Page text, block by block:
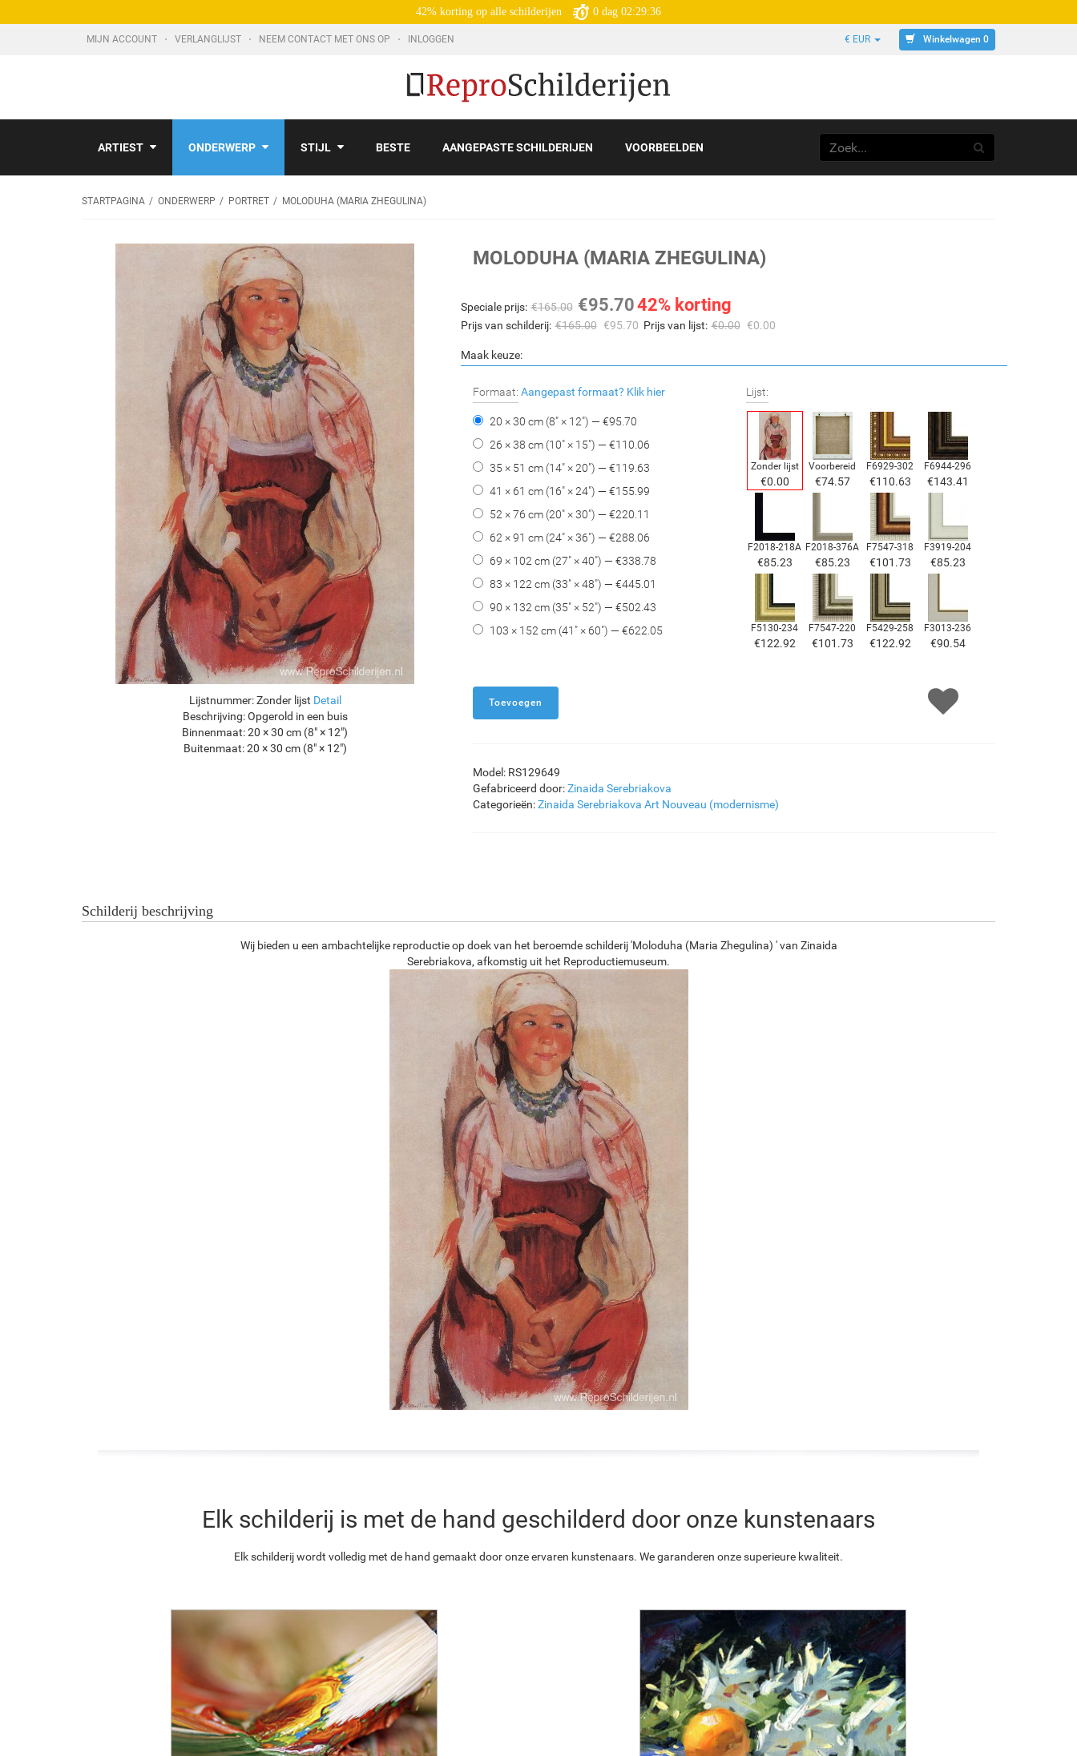
42% korting op alle schilderijen 0 dag 02:29:34
MIJN ACCOUNT VERLANGLIJST NEEM CONTACT MET ONS OP INLOGGEN € EUR Winkelwagen 0
ARTIEST ONDERWERP STIJL BESTE AANGEPASTE SCHILDERIJEN VOORBEELDEN
STARTPAGINA ONDERWERP PORTRET MOLODUHA (MARIA ZHEGULINA)
Lijstnummer: Zonder lijst Detail
Beschrijving: Opgerold in een buis
Binnenmaat: 20 × 30 cm (8" × 12")
Buitenmaat: 20 × 30 cm (8" × 12")
MOLODUHA (MARIA ZHEGULINA)
Speciale prijs: €165.00 €95.7042% korting
Prijs van schilderij: €165.00 €95.70 Prijs van lijst: €0.00 €0.00
Maak keuze:
Formaat: Aangepast formaat? Klik hier
20 × 30 cm (8" × 12") — €95.70
26 × 38 cm (10" × 15") — €110.06
35 × 51 cm (14" × 20") — €119.63
41 × 61 cm (16" × 24") — €155.99
52 × 76 cm (20" × 30") — €220.11
62 × 91 cm (24" × 36") — €288.06
69 × 102 cm (27" × 40") — €338.78
83 × 122 cm (33" × 48") — €445.01
90 × 132 cm (35" × 52") — €502.43
103 × 152 cm (41" × 60") — €622.05
Lijst:
Zonder lijst
€0.00
Voorbereid
€74.57
F6929-302
€110.63
F6944-296
€143.41
F2018-218A
€85.23
F2018-376A
€85.23
F7547-318
€101.73
F3919-204
€85.23
F5130-234
€122.92
F7547-220
€101.73
F5429-258
€122.92
F3013-236
€90.54
F7034-298
€118.82
F2833-204
Model: RS129649
Gefabriceerd door:Zinaida Serebriakova
Categorieën:Zinaida Serebriakova Art Nouveau (modernisme)
Schilderij beschrijving
Wij bieden u een ambachtelijke reproductie op doek van het beroemde schilderij 'Moloduha (Maria Zhegulina) ' van Zinaida
Serebriakova, afkomstig uit het Reproductiemuseum.
Elk schilderij is met de hand geschilderd door onze kunstenaars
Elk schilderij wordt volledig met de hand gemaakt door onze ervaren kunstenaars. We garanderen onze superieure kwaliteit.